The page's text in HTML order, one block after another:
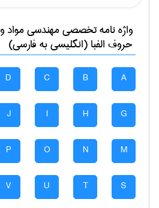
واژه نامه تخصصیمهندسی مواد
حروف الفبا (انگلیسی به فارسی)
A
B
C
D
G
H
I
J
M
N
O
P
S
T
U
V